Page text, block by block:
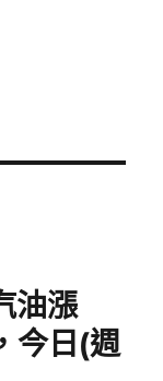
油漲
今日(週